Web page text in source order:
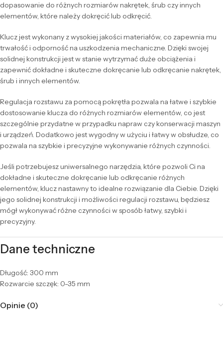
dopasowanie do różnych rozmiarów nakrętek, śrub czy innych
elementów, które należy dokręcić lub odkręcić.
Klucz jest wykonany z wysokiej jakości materiałów, co zapewnia mu
trwałość i odporność na uszkodzenia mechaniczne. Dzięki swojej
solidnej konstrukcji jest w stanie wytrzymać duże obciążenia i
zapewnić dokładne i skuteczne dokręcanie lub odkręcanie nakrętek,
śrub i innych elementów.
Regulacja rozstawu za pomocą pokrętła pozwala na łatwe i szybkie
dostosowanie klucza do różnych rozmiarów elementów, co jest
szczególnie przydatne w przypadku napraw czy konserwacji maszyn
i urządzeń. Dodatkowo jest wygodny w użyciu i łatwy w obsłudze, co
pozwala na szybkie i precyzyjne wykonywanie różnych czynności.
Jeśli potrzebujesz uniwersalnego narzędzia, które pozwoli Ci na
dokładne i skuteczne dokręcanie lub odkręcanie różnych
elementów, klucz nastawny to idealne rozwiązanie dla Ciebie. Dzięki
jego solidnej konstrukcji i możliwości regulacji rozstawu, będziesz
mógł wykonywać różne czynności w sposób łatwy, szybki i
precyzyjny.
Dane techniczne
Długość: 300 mm
Rozwarcie szczęk: 0-35 mm
Opinie (0)